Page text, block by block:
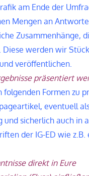
am Ende der
Mengen an
Zusammenhänge,
Diese werden wir
veröffentlichen.
präsentiert
folgenden Formen zu
eventuell
und sicherlich auch in
der IG-ED wie z.B.
direkt in Eure